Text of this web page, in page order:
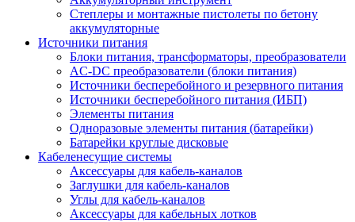
Степлеры и монтажные пистолеты по бетону
аккумуляторные
Источники питания
Блоки питания, трансформаторы, преобразователи
AC-DC преобразователи (блоки питания)
Источники бесперебойного и резервного питания
Источники бесперебойного питания (ИБП)
Элементы питания
Одноразовые элементы питания (батарейки)
Батарейки круглые дисковые
Кабеленесущие системы
Аксессуары для кабель-каналов
Заглушки для кабель-каналов
Углы для кабель-каналов
Аксессуары для кабельных лотков